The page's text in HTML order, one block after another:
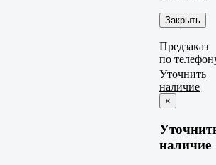
Закрыть
Предзаказ
по
Уточнить
наличие
×
наличие